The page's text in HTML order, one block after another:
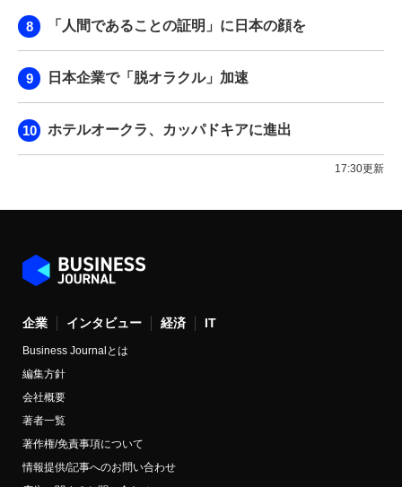
「人間であることの証明」に日本の顔を
日本企業で「脱オラクル」加速
ホテルオークラ、カッパドキアに進出
17:30更新
企業 インタビュー 経済 IT
Business Journalとは
編集方針
会社概要
著者一覧
著作権/免責事項について
情報提供/記事へのお問い合わせ